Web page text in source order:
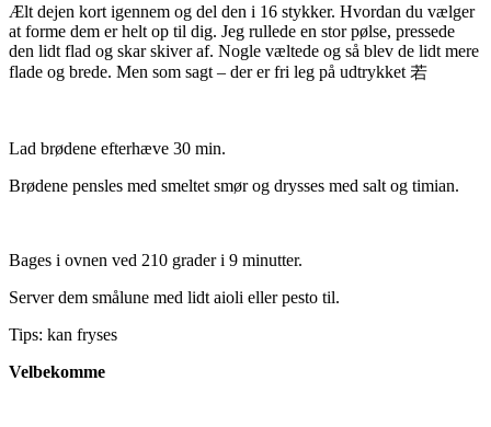
Ælt dejen kort igennem og del den i 16 stykker. Hvordan du vælger
at forme dem er helt op til dig. Jeg rullede en stor pølse, pressede
den lidt flad og skar skiver af. Nogle væltede og så blev de lidt mere
flade og brede. Men som sagt – der er fri leg på udtrykket 若
Lad brødene efterhæve 30 min.
Brødene pensles med smeltet smør og drysses med salt og timian.
Bages i ovnen ved 210 grader i 9 minutter.
Server dem smålune med lidt aioli eller pesto til.
Tips: kan fryses
Velbekomme